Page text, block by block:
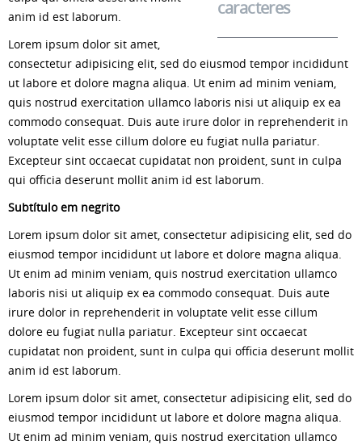
caracteres
anim id est laborum.
Lorem ipsum dolor sit amet,
consectetur adipisicing elit, sed do eiusmod tempor incididunt
ut labore et dolore magna aliqua. Ut enim ad minim veniam,
quis nostrud exercitation ullamco laboris nisi ut aliquip ex ea
commodo consequat. Duis aute irure dolor in reprehenderit in
voluptate velit esse cillum dolore eu fugiat nulla pariatur.
Excepteur sint occaecat cupidatat non proident, sunt in culpa
qui officia deserunt mollit anim id est laborum.
Subtítulo em negrito
Lorem ipsum dolor sit amet, consectetur adipisicing elit, sed do
eiusmod tempor incididunt ut labore et dolore magna aliqua.
Ut enim ad minim veniam, quis nostrud exercitation ullamco
laboris nisi ut aliquip ex ea commodo consequat. Duis aute
irure dolor in reprehenderit in voluptate velit esse cillum
dolore eu fugiat nulla pariatur. Excepteur sint occaecat
cupidatat non proident, sunt in culpa qui officia deserunt mollit
anim id est laborum.
Lorem ipsum dolor sit amet, consectetur adipisicing elit, sed do
eiusmod tempor incididunt ut labore et dolore magna aliqua.
Ut enim ad minim veniam, quis nostrud exercitation ullamco